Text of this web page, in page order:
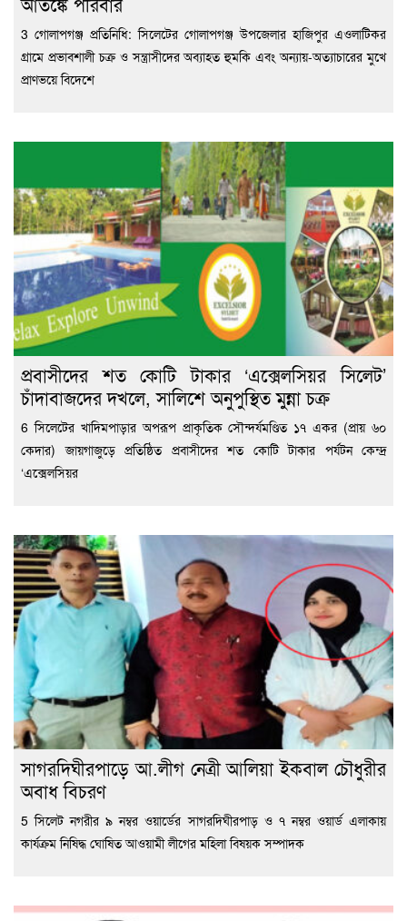
3 গোলাপগঞ্জ প্রতিনিধি: সিলেটের গোলাপগঞ্জ উপজেলার হাজিপুর এওলাটিকর
গ্রামে প্রভাবশালী চক্র ও সন্ত্রাসীদের অব্যাহত হুমকি এবং অন্যায়-অত্যাচারের মুখে
প্রাণভয়ে বিদেশে
প্রবাসীদের শত কোটি টাকার ‘এক্সেলসিয়র সিলেট’
চাঁদাবাজদের দখলে, সালিশে অনুপুস্থিত মুন্না চক্র
6 সিলেটের খাদিমপাড়ার অপরূপ প্রাকৃতিক সৌন্দর্যমণ্ডিত ১৭ একর (প্রায় ৬০
কেদার) জায়গাজুড়ে প্রতিষ্ঠিত প্রবাসীদের শত কোটি টাকার পর্যটন কেন্দ্র
‘এক্সেলসিয়র
সাগরদিঘীরপাড়ে আ.লীগ নেত্রী আলিয়া ইকবাল চৌধুরীর
অবাধ বিচরণ
5 সিলেট নগরীর ৯ নম্বর ওয়ার্ডের সাগরদিঘীরপাড় ও ৭ নম্বর ওয়ার্ড এলাকায়
কার্যক্রম নিষিদ্ধ ঘোষিত আওয়ামী লীগের মহিলা বিষয়ক সম্পাদক